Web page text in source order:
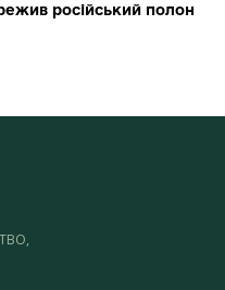
російський полон